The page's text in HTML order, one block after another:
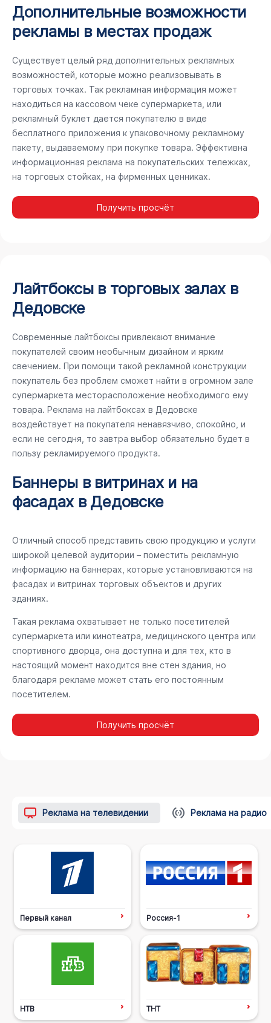
Дополнительные возможности
рекламы в местах продаж
Существует целый ряд дополнительных рекламных
возможностей, которые можно реализовывать в
торговых точках. Так рекламная информация может
находиться на кассовом чеке супермаркета, или
рекламный буклет дается покупателю в виде
бесплатного приложения к упаковочному рекламному
пакету, выдаваемому при покупке товара. Эффективна
информационная реклама на покупательских тележках,
на торговых стойках, на фирменных ценниках.
Получить просчёт
Лайтбоксы в торговых залах в
Дедовске
Современные лайтбоксы привлекают внимание
покупателей своим необычным дизайном и ярким
свечением. При помощи такой рекламной конструкции
покупатель без проблем сможет найти в огромном зале
супермаркета месторасположение необходимого ему
товара. Реклама на лайтбоксах в Дедовске
воздействует на покупателя ненавязчиво, спокойно, и
если не сегодня, то завтра выбор обязательно будет в
пользу рекламируемого продукта.
Баннеры в витринах и на
фасадах в Дедовске
Отличный способ представить свою продукцию и услуги
широкой целевой аудитории – поместить рекламную
информацию на баннерах, которые установливаются на
фасадах и витринах торговых объектов и других
зданиях.
Такая реклама охватывает не только посетителей
супермаркета или кинотеатра, медицинского центра или
спортивного дворца, она доступна и для тех, кто в
настоящий момент находится вне стен здания, но
благодаря рекламе может стать его постоянным
посетителем.
Получить просчёт
Реклама на телевидении Реклама на радио
Первый канал Россия-1
НТВ ТНТ